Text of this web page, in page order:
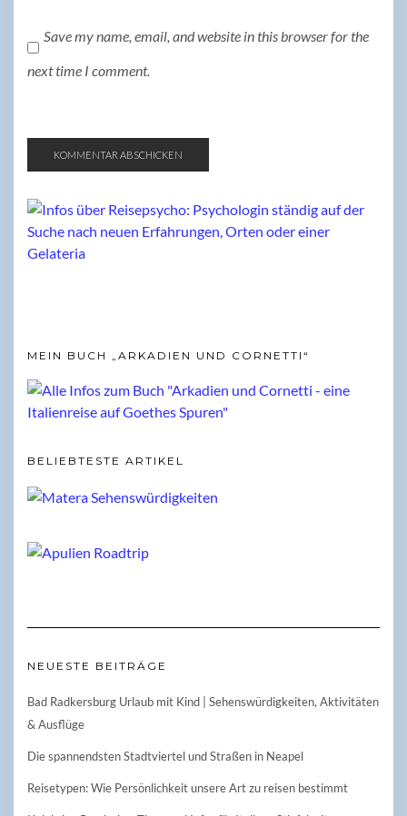
Save my name, email, and website in this browser for the
next time I comment.
MEIN BUCH „ARKADIEN UND CORNETTI“
BELIEBTESTE ARTIKEL
NEUESTE BEITRÄGE
Bad Radkersburg Urlaub mit Kind | Sehenswürdigkeiten, Aktivitäten
& Ausflüge
Die spannendsten Stadtviertel und Straßen in Neapel
Reisetypen: Wie Persönlichkeit unsere Art zu reisen bestimmt